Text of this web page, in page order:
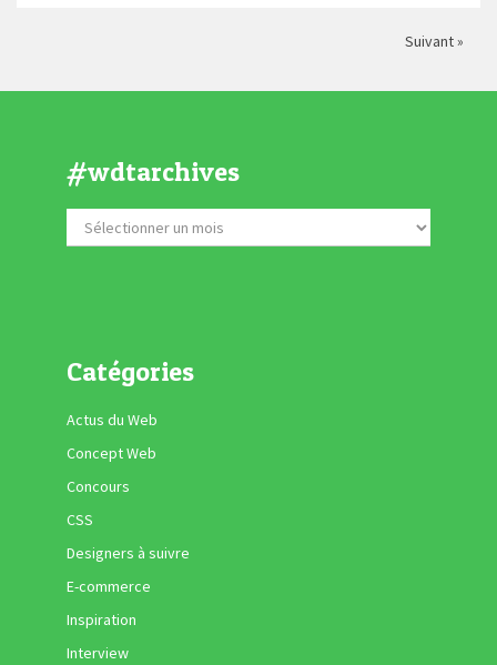
Suivant »
#wdtarchives
Catégories
Actus du Web
Concept Web
Concours
CSS
Designers à suivre
E-commerce
Inspiration
Interview